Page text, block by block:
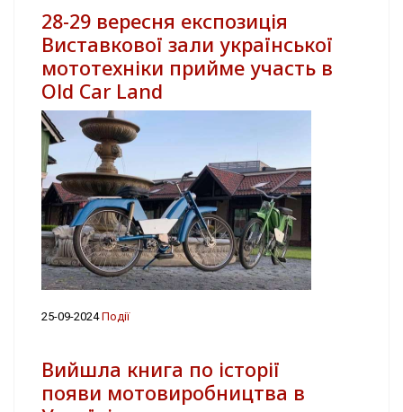
28-29 вересня експозиція
Виставкової зали української
мототехніки прийме участь в
Old Car Land
25-09-2024Події
Вийшла книга по історії
появи мотовиробництва в